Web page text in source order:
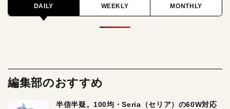
DAILY WEEKLY MONTHLY
編集部のおすすめ
半信半疑。100均・Seria（セリア）の60W対応